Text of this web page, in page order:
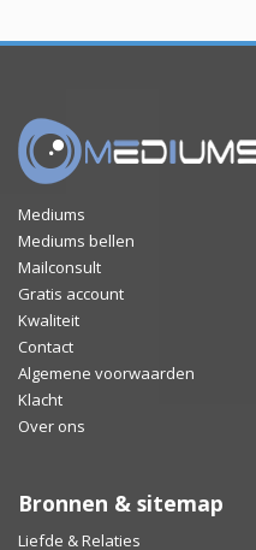
Mediums
Mediums bellen
Mailconsult
Gratis account
Kwaliteit
Contact
Algemene voorwaarden
Klacht
Over ons
Bronnen & sitemap
Liefde & Relaties